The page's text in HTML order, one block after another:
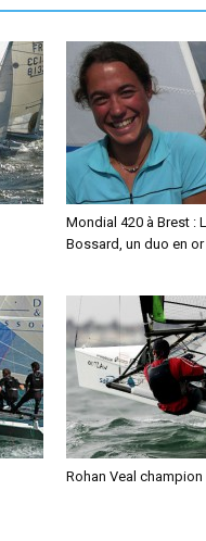
Mondial 420 à Brest :
Bossard, un duo en or
Rohan Veal